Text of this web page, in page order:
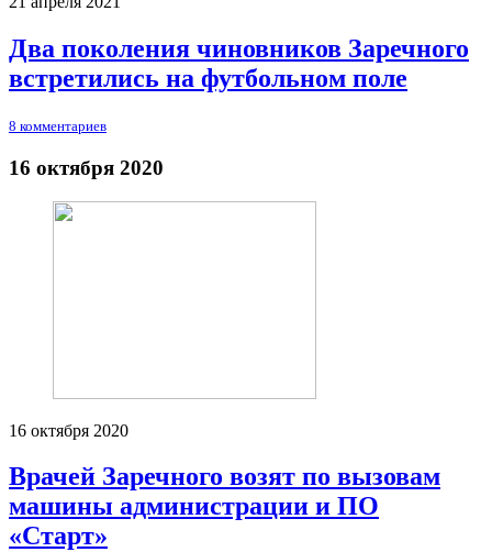
Два поколения чиновников Заречного
встретились на футбольном поле
8 комментариев
16 октября 2020
16 октября 2020
Врачей Заречного возят по вызовам
машины администрации и ПО
«Старт»